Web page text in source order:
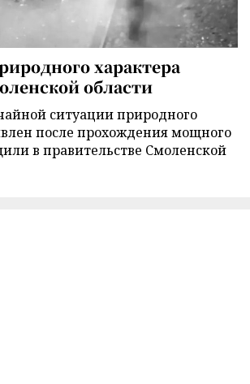
характера
области
ситуации природного
после прохождения мощного
в правительстве Смоленской